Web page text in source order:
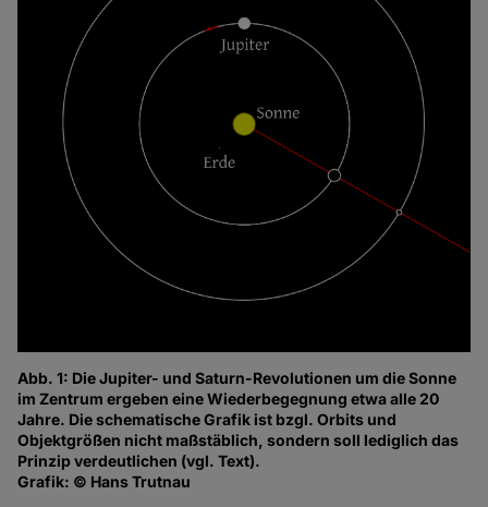
Abb. 1: Die Jupiter- und Saturn-Revolutionen um die Sonne
im Zentrum ergeben eine Wiederbegegnung etwa alle 20
Jahre. Die schematische Grafik ist bzgl. Orbits und
Objektgrößen nicht maßstäblich, sondern soll lediglich das
Prinzip verdeutlichen (vgl. Text).
Grafik: © Hans Trutnau